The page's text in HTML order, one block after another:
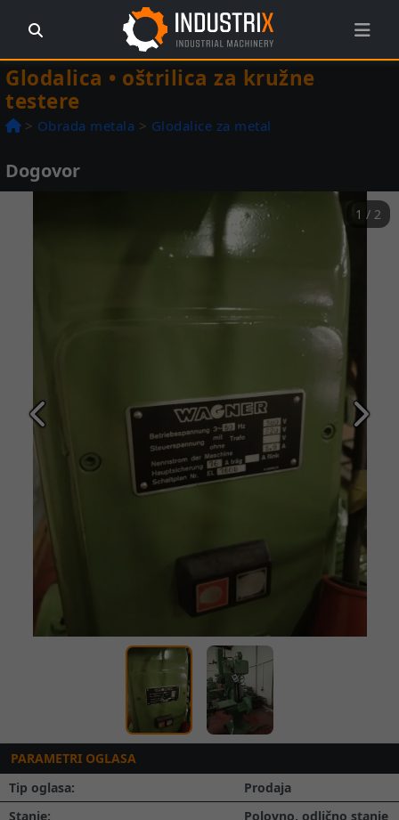
Glodalica • oštrilica za kružne
testere
> Obrada metala > Glodalice za metal
Dogovor
1 / 2
Prethodna
PARAMETRI OGLASA
Tip oglasa:
Prodaja
Stanje:
Polovno, odlično stanje